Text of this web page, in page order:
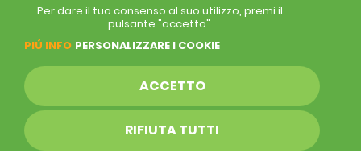
Per dare il tuo consenso al suo utilizzo, premi il
pulsante "accetto".
PIÚ INFO PERSONALIZZARE I COOKIE
RIFIUTA TUTTI
ACCETTO